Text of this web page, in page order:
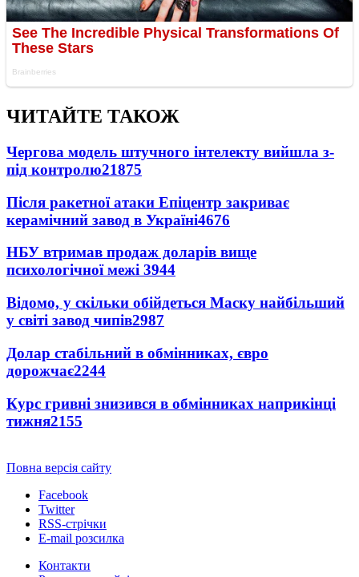
ЧИТАЙТЕ ТАКОЖ
Чергова модель штучного інтелекту вийшла з-
під контролю21875
Після ракетної атаки Епіцентр закриває
керамічний завод в Україні4676
НБУ втримав продаж доларів вище
психологічної межі 3944
Відомо, у скільки обійдеться Маску найбільший
у світі завод чипів2987
Долар стабільний в обмінниках, євро
дорожчає2244
Курс гривні знизився в обмінниках наприкінці
тижня2155
Повна версія сайту
Facebook
Twitter
RSS-стрічки
E-mail розсилка
Контакти